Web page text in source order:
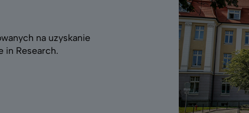
na uzyskanie
in Research.